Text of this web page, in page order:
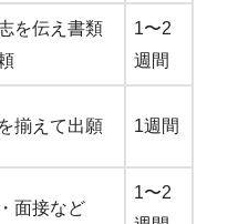
を伝え書類
1〜2
週間
揃えて出願 1週間
面接など
1〜2